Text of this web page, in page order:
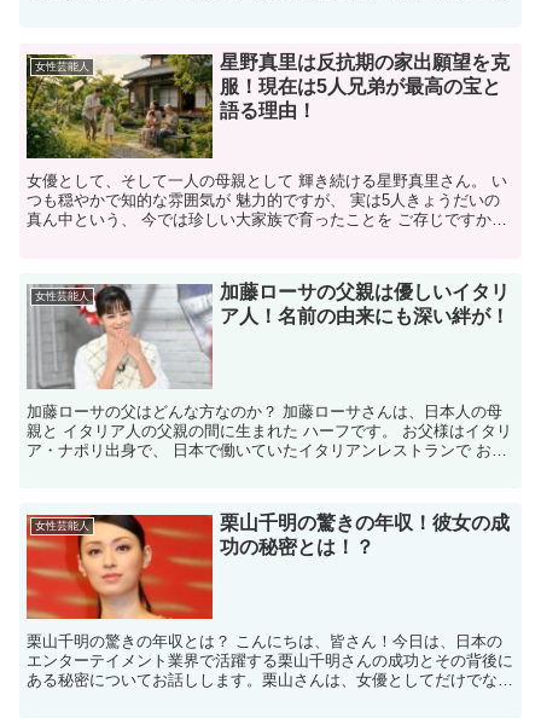
女性芸能人
星野真里は反抗期の家出願望を克
服！現在は5人兄弟が最高の宝と
語る理由！
女優として、そして一人の母親として 輝き続ける星野真里さん。 い
つも穏やかで知的な雰囲気が 魅力的ですが、 実は5人きょうだいの
真ん中という、 今では珍しい大家族で育ったことを ご存じですか？
女性芸能人
加藤ローサの父親は優しいイタリ
ア人！名前の由来にも深い絆が！
加藤ローサの父はどんな方なのか？ 加藤ローサさんは、日本人の母
親と イタリア人の父親の間に生まれた ハーフです。 お父様はイタリ
ア・ナポリ出身で、 日本で働いていたイタリアンレストランで お母
女性芸能人
栗山千明の驚きの年収！彼女の成
功の秘密とは！？
栗山千明の驚きの年収とは？ こんにちは、皆さん！今日は、日本の
エンターテイメント業界で活躍する栗山千明さんの成功とその背後に
ある秘密についてお話しします。栗山さんは、女優としてだけでな